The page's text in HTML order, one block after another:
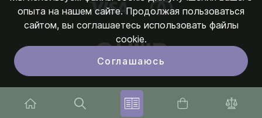
опыта на нашем сайте. Продолжая пользоваться
сайтом, вы соглашаетесь использовать файлы
cookie.
Соглашаюсь